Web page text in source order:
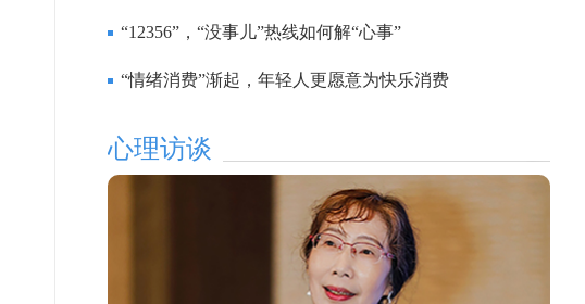
“12356”，“没事儿”热线如何解“心事”
“情绪消费”渐起，年轻人更愿意为快乐消费
心理访谈